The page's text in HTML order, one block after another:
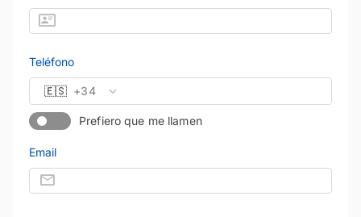
Teléfono
🇪🇸 +34
Prefiero que me llamen
Email